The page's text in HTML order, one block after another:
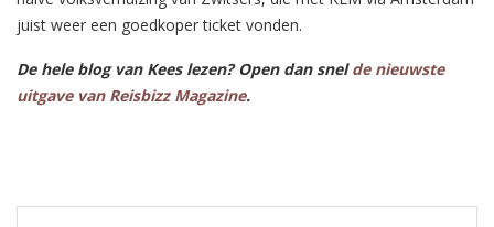
juist weer een goedkoper ticket vonden.
De hele blog van Kees lezen? Open dan snelde nieuwste
uitgave van Reisbizz Magazine.